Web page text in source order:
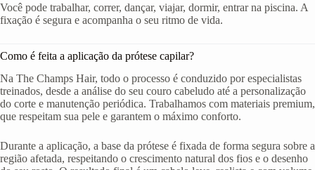
Você pode trabalhar, correr, dançar, viajar, dormir, entrar na piscina. A
fixação é segura e acompanha o seu ritmo de vida.
Como é feita a aplicação da prótese capilar?
Na The Champs Hair, todo o processo é conduzido por especialistas
treinados, desde a análise do seu couro cabeludo até a personalização
do corte e manutenção periódica. Trabalhamos com materiais premium,
que respeitam sua pele e garantem o máximo conforto.
Durante a aplicação, a base da prótese é fixada de forma segura sobre a
região afetada, respeitando o crescimento natural dos fios e o desenho